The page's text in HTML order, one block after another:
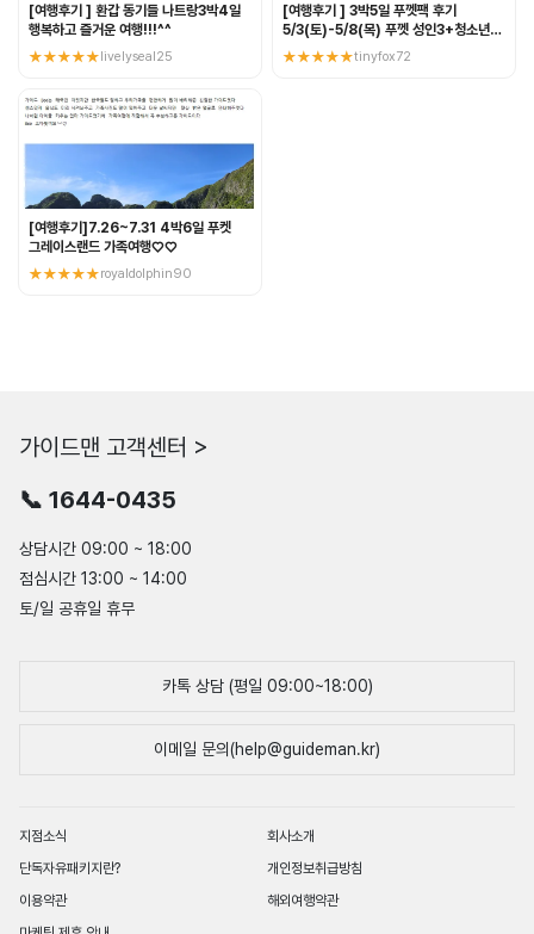
[여행후기 ] 환갑 동기들 나트랑3박4일
행복하고 즐거운 여행!!!^^
★★★★★livelyseal25
[여행후기 ] 3박5일 푸껫팩 후기
5/3(토)-5/8(목) 푸껫 성인3+청소년3
혈연여행
★★★★★tinyfox72
[여행후기]7.26~7.31 4박6일 푸켓
그레이스랜드 가족여행♡♡
★★★★★royaldolphin90
가이드맨 고객센터 >
📞 1644-0435
상담시간 09:00 ~ 18:00
점심시간 13:00 ~ 14:00
토/일 공휴일 휴무
카톡 상담 (평일 09:00~18:00)
이메일 문의(help@guideman.kr)
지점소식
회사소개
단독자유패키지란?
개인정보취급방침
이용약관
해외여행약관